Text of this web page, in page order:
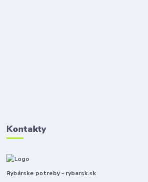
Kontakty
Rybárske potreby - rybarsk.sk